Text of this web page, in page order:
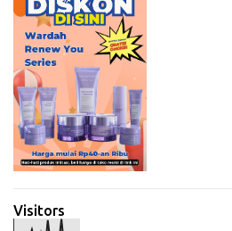
Visitors